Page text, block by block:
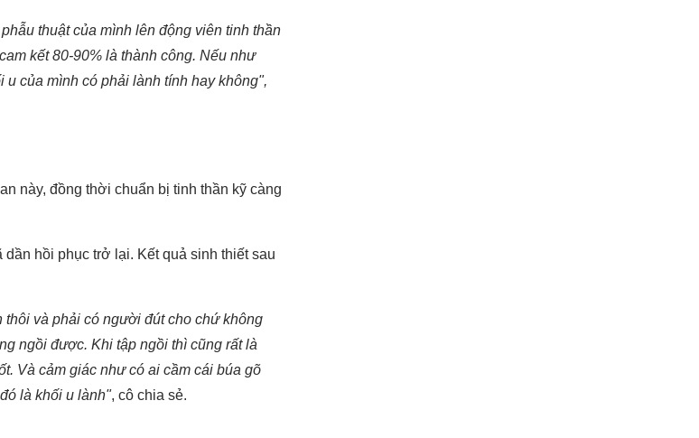
thuật của mình lên động viên tinh thần
kết 80-90% là thành công. Nếu như
của mình có phải lành tính hay không",
này, đồng thời chuẩn bị tinh thần kỹ càng
hồi phục trở lại. Kết quả sinh thiết sau
và phải có người đút cho chứ không
ngồi được. Khi tập ngồi thì cũng rất là
Và cảm giác như có ai cầm cái búa gõ
là khối u lành", cô chia sẻ.